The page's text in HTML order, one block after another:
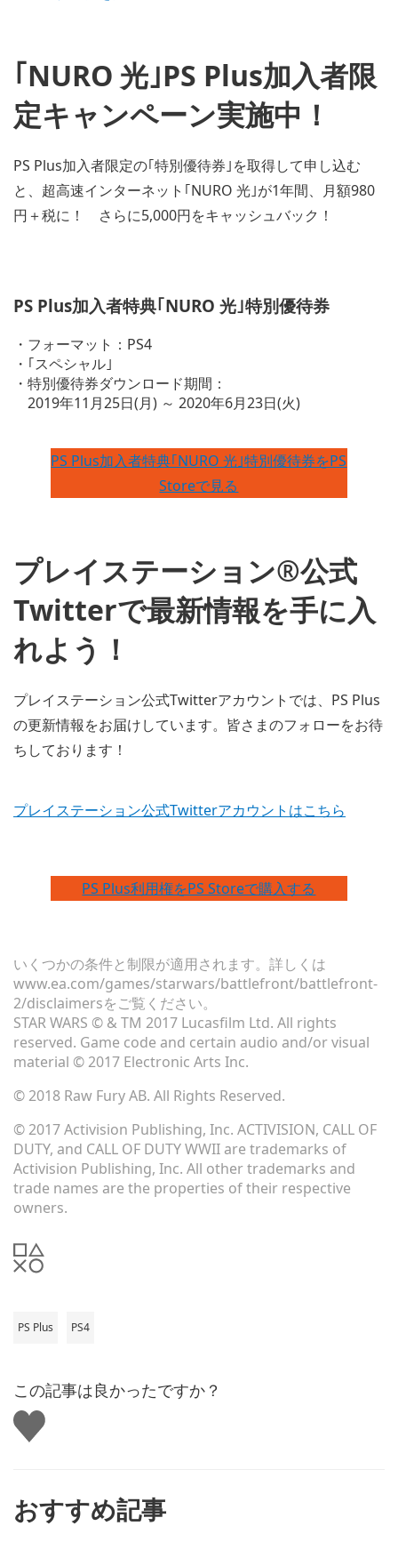
｢NURO 光｣PS Plus加入者限
定キャンペーン実施中！
PS Plus加入者限定の｢特別優待券｣を取得して申し込む
と、超高速インターネット｢NURO 光｣が1年間、月額980
円＋税に！ さらに5,000円をキャッシュバック！
PS Plus加入者特典｢NURO 光｣特別優待券
・フォーマット：PS4
・｢スペシャル｣
・特別優待券ダウンロード期間：
2019年11月25日(月) ～ 2020年6月23日(火)
PS Plus加入者特典｢NURO 光｣特別優待券をPS
Storeで見る
プレイステーション®公式
Twitterで最新情報を手に入
れよう！
プレイステーション公式Twitterアカウントでは、PS Plus
の更新情報をお届けしています。皆さまのフォローをお待
ちしております！
プレイステーション公式Twitterアカウントはこちら
PS Plus利用権をPS Storeで購入する
いくつかの条件と制限が適用されます。詳しくは
www.ea.com/games/starwars/battlefront/battlefront-
2/disclaimersをご覧ください。
STAR WARS © & TM 2017 Lucasfilm Ltd. All rights
reserved. Game code and certain audio and/or visual
material © 2017 Electronic Arts Inc.
© 2018 Raw Fury AB. All Rights Reserved.
© 2017 Activision Publishing, Inc. ACTIVISION, CALL OF
DUTY, and CALL OF DUTY WWII are trademarks of
Activision Publishing, Inc. All other trademarks and
trade names are the properties of their respective
owners.
PS Plus PS4
この記事は良かったですか？
い
い
おすすめ記事